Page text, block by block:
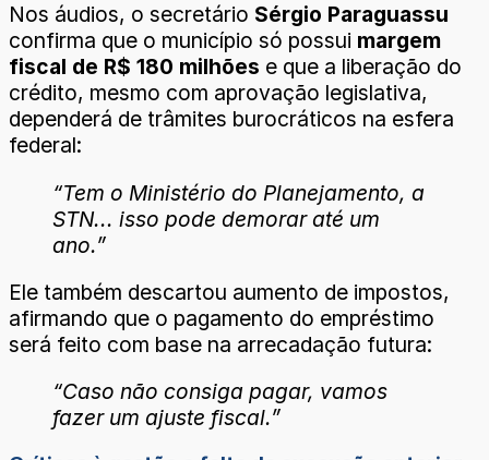
Nos áudios, o secretário Sérgio Paraguassu
confirma que o município só possui margem
fiscal de R$ 180 milhões e que a liberação do
crédito, mesmo com aprovação legislativa,
dependerá de trâmites burocráticos na esfera
federal:
“Tem o Ministério do Planejamento, a
STN... isso pode demorar até um
ano.”
Ele também descartou aumento de impostos,
afirmando que o pagamento do empréstimo
será feito com base na arrecadação futura:
“Caso não consiga pagar, vamos
fazer um ajuste fiscal.”